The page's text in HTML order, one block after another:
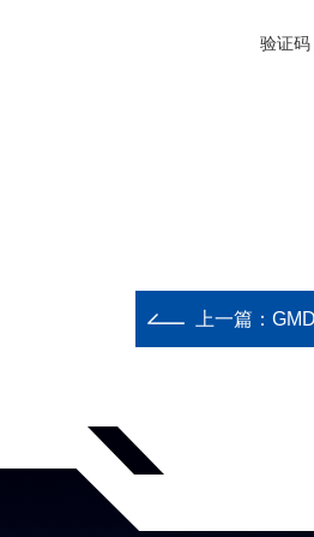
验证码
上一篇：